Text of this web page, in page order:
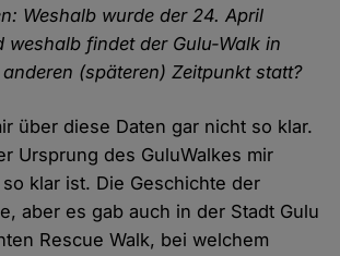
Weshalb wurde der 24. April
weshalb findet der Gulu-Walk in
(späteren) Zeitpunkt statt?
über diese Daten gar nicht so klar.
Ursprung des GuluWalkes mir
klar ist. Die Geschichte der
aber es gab auch in der Stadt Gulu
Rescue Walk, bei welchem